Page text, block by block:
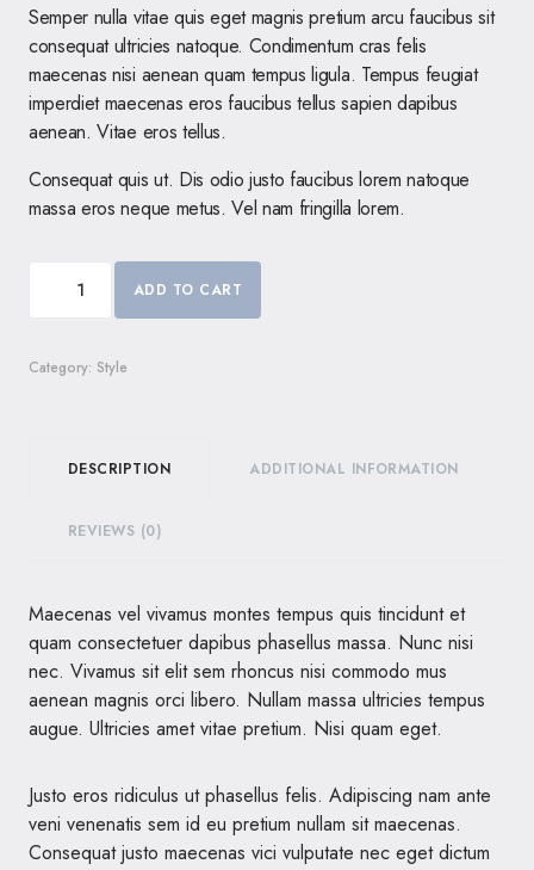
Semper nulla vitae quis eget magnis pretium arcu faucibus sit
consequat ultricies natoque. Condimentum cras felis
maecenas nisi aenean quam tempus ligula. Tempus feugiat
imperdiet maecenas eros faucibus tellus sapien dapibus
aenean. Vitae eros tellus.
Consequat quis ut. Dis odio justo faucibus lorem natoque
massa eros neque metus. Vel nam fringilla lorem.
ADD TO CART
Category: Style
DESCRIPTION ADDITIONAL INFORMATION
REVIEWS (0)
Maecenas vel vivamus montes tempus quis tincidunt et
quam consectetuer dapibus phasellus massa. Nunc nisi
nec. Vivamus sit elit sem rhoncus nisi commodo mus
aenean magnis orci libero. Nullam massa ultricies tempus
augue. Ultricies amet vitae pretium. Nisi quam eget.
Justo eros ridiculus ut phasellus felis. Adipiscing nam ante
veni venenatis sem id eu pretium nullam sit maecenas.
Consequat justo maecenas vici vulputate nec eget dictum